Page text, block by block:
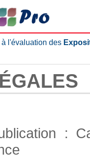
l'évaluation des
: